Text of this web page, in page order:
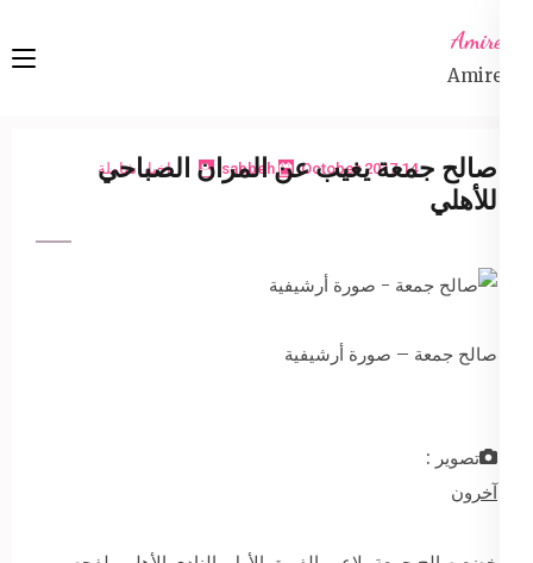
content
Amireta
Amireta
14 October 2017
sabbeh اخبار شاملة
صالح جمعة يغيب عن المران الصباحي
للأهلي
صالح جمعة – صورة أرشيفية
تصوير :
آخرون